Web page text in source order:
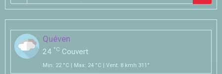
Quéven
24 °C Couvert
Min: 22 °C | Max: 24 °C | Vent: 8 kmh 311°